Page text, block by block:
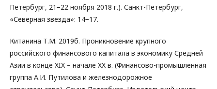
Петербург, 21−22 ноября 2018 г.). Санкт-Петербург,
«Северная звезда»: 14−17.
Китанина Т.М. 2019б. Проникновение крупного
российского финансового капитала в экономику Средней
Азии в конце XIX – начале XX в. (Финансово-промышленная
группа А.И. Путилова и железнодорожное